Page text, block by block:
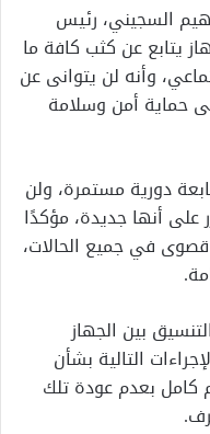
السجيني، رئيس
يتابع عن كثب كافة ما
وأنه لن يتوانى عن
حماية أمن وسلامة
دورية مستمرة، ولن
أنها جديدة، مؤكدًا
في جميع الحالات،
بين الجهاز
التالية بشأن
كامل بعدم عودة تلك